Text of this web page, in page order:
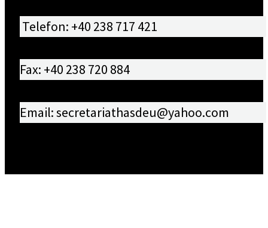
Telefon: +40 238 717 421
Fax: +40 238 720 884
Email: secretariathasdeu@yahoo.com